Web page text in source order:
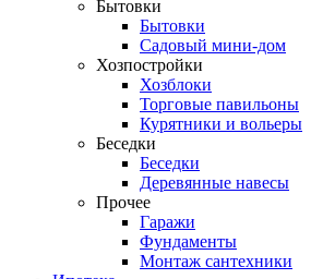
Бытовки
Бытовки
Садовый мини-дом
Хозпостройки
Хозблоки
Торговые павильоны
Курятники и вольеры
Беседки
Беседки
Деревянные навесы
Прочее
Гаражи
Фундаменты
Монтаж сантехники